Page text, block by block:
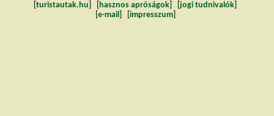
turistautak.hu hasznos apróságok jogi tudnivalók
e-mail impresszum]